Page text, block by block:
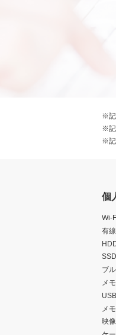
※記
※記
※記
個
Wi-
有
SSD
ブ
メ
メ
映